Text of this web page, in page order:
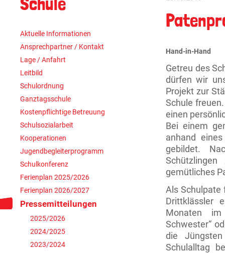
Hand-in-Hand
Getreu des
dürfen wir
Projekt zur
Schule
einen
Bei einem
anhand
gebildet.
gemütliches
Als Schulpate
Drittklässler
Monaten
Schwester“
die
Schulalltag
überspringen
Aktuelle Informationen
Ansprechpartner / Kontakt
Lage / Anfahrt
Leitbild
Schulordnung
Ganztagsschule
Kostenpflichtige Betreuung
Schulsozialarbeit
Kooperationen
Jugendbegleiterprogramm
Schulkonferenz
Ferienplan 2025/2026
Ferienplan 2026/2027
Pressemitteilungen
2025/2026
2024/2025
2023/2024